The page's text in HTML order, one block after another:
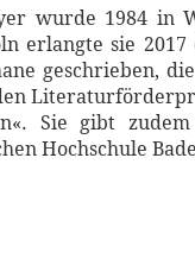
wurde 1984 in
erlangte sie
geschrieben,
Sie gibt
Hochschule